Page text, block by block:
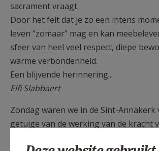
sacrament vraagt.
Door het feit dat je zo een intens
leven “zomaar” mag en kan
sfeer van heel veel respect, diepe
warme verbondenheid.
Een blijvende herinnering...
Elfi Slabbaert
Zondag waren we in de Sint-
getuige van de werking van de kracht